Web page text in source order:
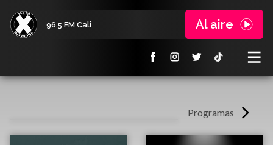
96.5 FM Cali Al aire
Programas